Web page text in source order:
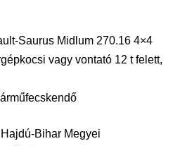
Saurus Midlum 270.16 4×4
vagy vontató 12 t felett,
Hajdú-Bihar Megyei